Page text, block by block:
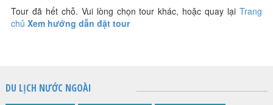
TOUR KHỞI HÀNH TỪ CẦN THƠ
TOUR ĐOÀN - M.I.C.E
GIỚI THIỆU
Tour đã hết chỗ. Vui lòng chọn tour khác, hoặc quay lạiTrang
chủ Xem hướng dẫn đặt tour
DU LỊCH NƯỚC NGOÀI